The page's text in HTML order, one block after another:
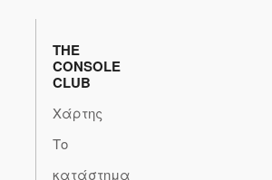
THE
CONSOLE
CLUB
Χάρτης
Το
κατάστημα